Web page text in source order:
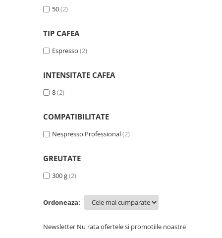
50(2)
TIP CAFEA
Espresso (2)
INTENSITATE CAFEA
8(2)
COMPATIBILITATE
Nespresso Professional(2)
GREUTATE
300 g(2)
Ordoneaza:
Newsletter Nu rata ofertele si promotiile noastre